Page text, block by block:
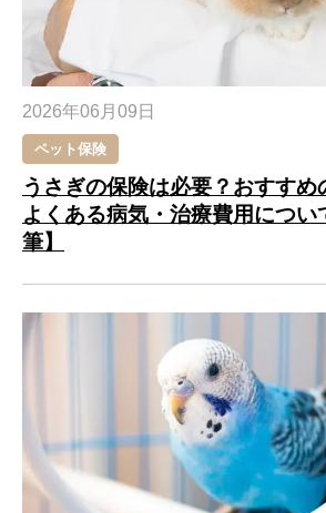
2026年06月09日
ペット保険
うさぎの保険は必要？おすすめ
よくある病気・治療費用につい
筆】